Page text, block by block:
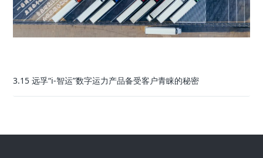
3.15 远孚“i-智运”数字运力产品备受客户青睐的秘密